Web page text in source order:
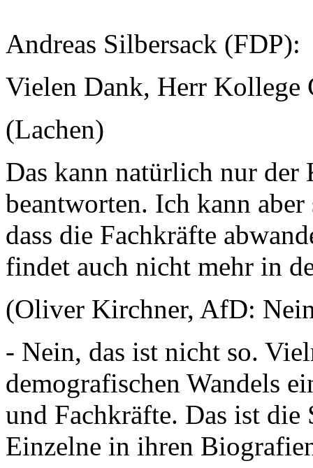
Andreas Silbersack (FDP):
Vielen Dank, Herr Kollege
(Lachen)
Das kann natürlich nur der
beantworten. Ich kann aber
dass die Fachkräfte
findet auch nicht mehr in
(Oliver Kirchner, AfD:
- Nein, das ist nicht so.
demografischen Wandels
und Fachkräfte. Das ist
Einzelne in ihren